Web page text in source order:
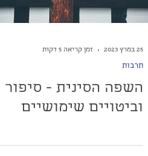
25 במרץ 2023 זמן קריאה 5 דקות
תרבות
השפה הסינית - סיפור
וביטויים שימושיים